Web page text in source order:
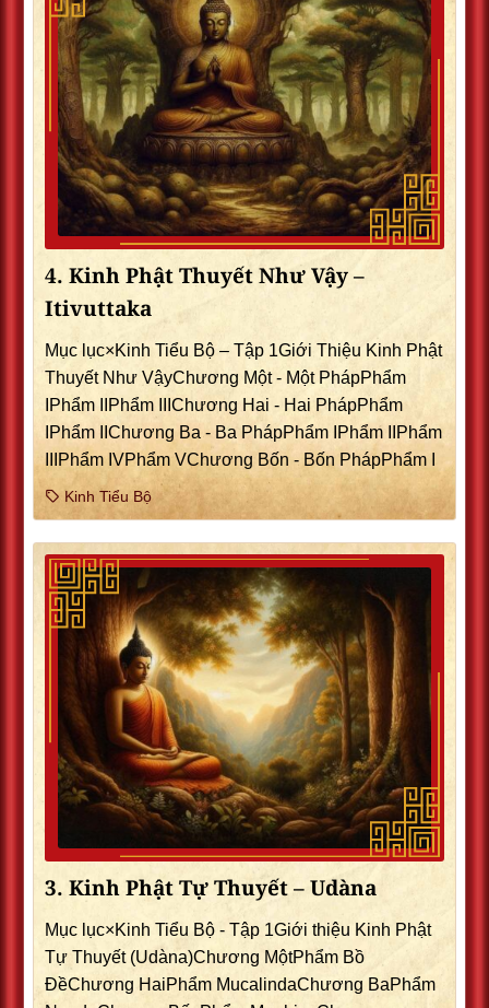
4. Kinh Phật Thuyết Như Vậy –
Itivuttaka
Mục lục×Kinh Tiểu Bộ – Tập 1Giới Thiệu Kinh Phật
Thuyết Như VậyChương Một - Một PhápPhẩm
IPhẩm IIPhẩm IIIChương Hai - Hai PhápPhẩm
IPhẩm IIChương Ba - Ba PhápPhẩm IPhẩm IIPhẩm
IIIPhẩm IVPhẩm VChương Bốn - Bốn PhápPhẩm I
Kinh Tiểu Bộ
3. Kinh Phật Tự Thuyết – Udàna
Mục lục×Kinh Tiểu Bộ - Tập 1Giới thiệu Kinh Phật
Tự Thuyết (Udàna)Chương MộtPhẩm Bồ
ÐềChương HaiPhẩm MucalindaChương BaPhẩm